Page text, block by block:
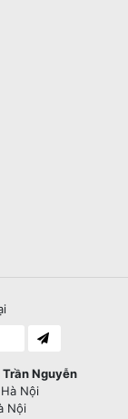
Nguyễn
Nội
Nội